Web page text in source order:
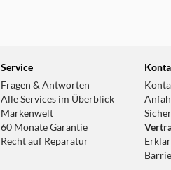
Service
Fragen & Antworten
Alle Services im Überblick
Markenwelt
60 Monate Garantie
Recht auf Reparatur